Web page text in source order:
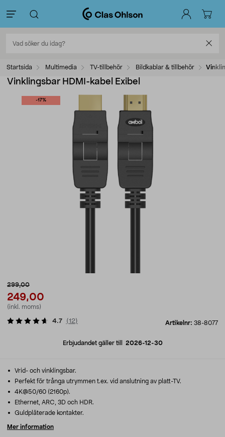
Startsida Multimedia TV-tillbehör Bildkablar & tillbehör
Vinklingsbar HDMI-kabel Exibel
-17%
299,00
249,00
(inkl. moms)
Artikelnr: 38-8077
4.7 (12)
Erbjudandet gäller till 2026-12-30
Vrid- och vinklingsbar.
Perfekt för trånga utrymmen t.ex. vid anslutning av platt-TV.
4K@50/60 (2160p).
Ethernet, ARC, 3D och HDR.
Guldpläterade kontakter.
Mer information